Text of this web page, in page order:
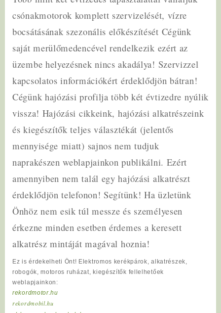
csónakmotorok komplett szervizelését, vízre
bocsátásának szezonális előkészítését Cégünk
saját merülőmedencével rendelkezik ezért az
üzembe helyezésnek nincs akadálya! Szervizzel
kapcsolatos információkért érdeklődjön bátran!
Cégünk hajózási profilja több két évtizedre nyúlik
vissza! Hajózási cikkeink, hajózási alkatrészeink
és kiegészítők teljes választékát (jelentős
mennyisége miatt) sajnos nem tudjuk
naprakészen weblapjainkon publikálni. Ezért
amennyiben nem talál egy hajózási alkatrészt
érdeklődjön telefonon! Segítünk! Ha üzletünk
Önhöz nem esik túl messze és személyesen
érkezne minden esetben érdemes a keresett
alkatrész mintáját magával hoznia!
Ez is érdekelheti Önt! Elektromos kerékpárok, alkatrészek,
robogók, motoros ruházat, kiegészítők fellelhetőek
weblapjainkon:
rekordmotor.hu
rekordmobil.hu